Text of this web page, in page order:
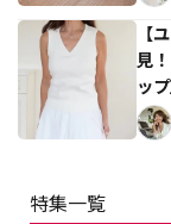
【
見
ップ
特集一覧